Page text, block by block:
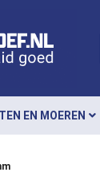
EN MOEREN